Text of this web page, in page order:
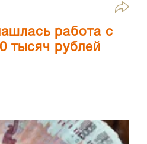
работа с
тысяч рублей